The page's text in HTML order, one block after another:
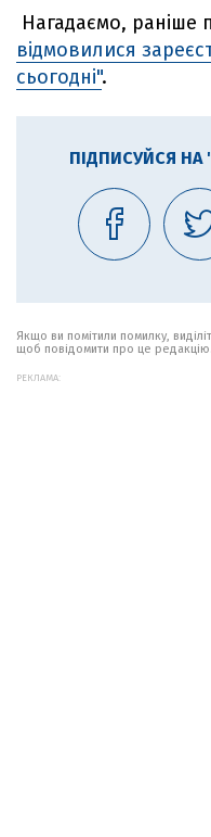
Нагадаємо, раніше
відмовилися
сьогодні".
ПІДПИСУЙСЯ НА
Якщо ви помітили помилку,
щоб повідомити про це редакцію.
РЕКЛАМА: